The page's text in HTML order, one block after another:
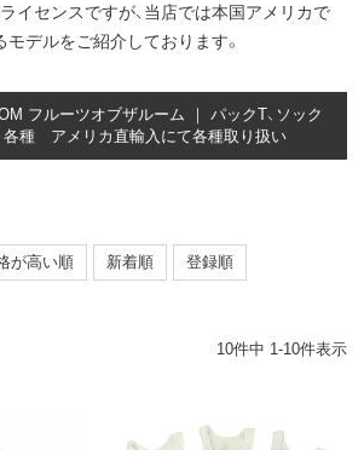
イセンスですが、当店では本国アメリカで
デルをご紹介しております。
フルーツオブザルーム ｜ パックT、ソック
各種 アメリカ直輸入にて各種取り扱い
が高い順 新着順
登録順
10件中 1-10件表示